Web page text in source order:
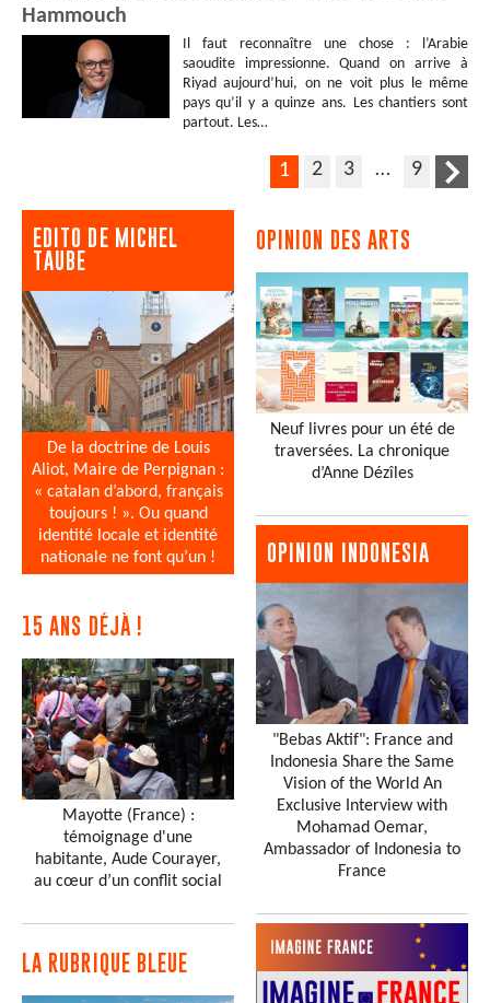
Hammouch
Il faut reconnaître une chose : l’Arabie
saoudite impressionne. Quand on arrive à
Riyad aujourd’hui, on ne voit plus le même
pays qu’il y a quinze ans. Les chantiers sont
partout. Les…
1 2 3 … 9
EDITO DE MICHEL
TAUBE
De la doctrine de Louis
Aliot, Maire de Perpignan :
« catalan d’abord, français
toujours ! ». Ou quand
identité locale et identité
nationale ne font qu’un !
15 ANS DÉJÀ !
Mayotte (France) :
témoignage d'une
habitante, Aude Courayer,
au cœur d’un conflit social
LA RUBRIQUE BLEUE
OPINION DES ARTS
Neuf livres pour un été de
traversées. La chronique
d’Anne Dézîles
OPINION INDONESIA
"Bebas Aktif": France and
Indonesia Share the Same
Vision of the World An
Exclusive Interview with
Mohamad Oemar,
Ambassador of Indonesia to
France